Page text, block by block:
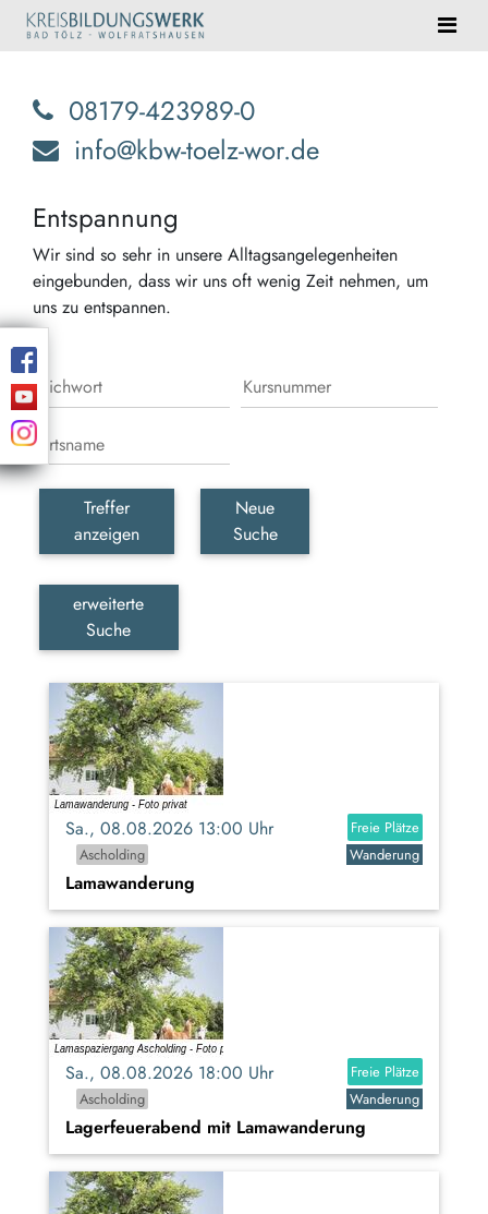
08179-423989-0
info@kbw-toelz-wor.de
Entspannung
Wir sind so sehr in unsere Alltagsangelegenheiten
eingebunden, dass wir uns oft wenig Zeit nehmen, um
uns zu entspannen.
Treffer
anzeigen
Neue
Suche
erweiterte
Suche
Sa., 08.08.2026 13:00 Uhr
Freie Plätze
Ascholding
Wanderung
Lamawanderung
Sa., 08.08.2026 18:00 Uhr
Freie Plätze
Ascholding
Wanderung
Lagerfeuerabend mit Lamawanderung